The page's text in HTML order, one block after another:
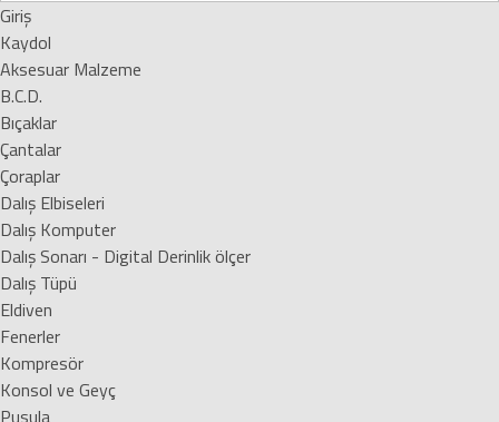
Giriş
Kaydol
Aksesuar Malzeme
B.C.D.
Bıçaklar
Çantalar
Çoraplar
Dalış Elbiseleri
Dalış Komputer
Dalış Sonarı - Digital Derinlik ölçer
Dalış Tüpü
Eldiven
Fenerler
Kompresör
Konsol ve Geyç
Pusula